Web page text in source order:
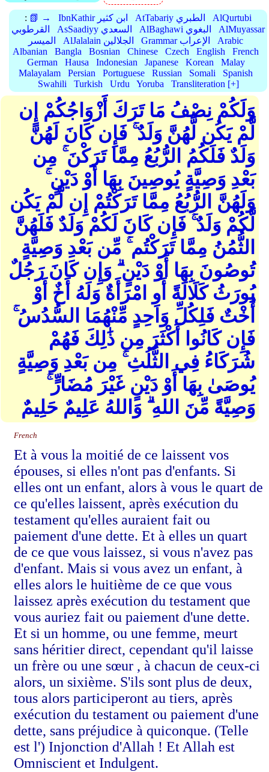
: 📗 → IbnKathir ابن كثير AtTabariy الطبري
AlQurtubi
القرطوبي
AsSaadiyy السعدي AlBaghawi البغوي
AlMuyassar
الميسر
AlJalalain الجلالين Grammar الإعراب
Arabic
Albanian
Bangla Bosnian Chinese Czech English
French
German
Hausa Indonesian Japanese Korean
Malay
Malayalam
Persian Portuguese Russian Somali
Spanish
Swahili
Turkish Urdu Yoruba Transliteration [+]
وَلَكُمْ نِصْفُ مَا تَرَكَ أَزْوَاجُكُمْ إِن
لَّمْ يَكُن لَّهُنَّ وَلَدٌ ۚ فَإِن كَانَ لَهُنَّ
وَلَدٌ فَلَكُمُ الرُّبُعُ مِمَّا تَرَكْنَ ۚ مِن
بَعْدِ وَصِيَّةٍ يُوصِينَ بِهَا أَوْ دَيْنٍ ۚ
وَلَهُنَّ الرُّبُعُ مِمَّا تَرَكْتُمْ إِن لَّمْ يَكُن
لَّكُمْ وَلَدٌ ۚ فَإِن كَانَ لَكُمْ وَلَدٌ فَلَهُنَّ
الثُّمُنُ مِمَّا تَرَكْتُم ۚ مِّن بَعْدِ وَصِيَّةٍ
تُوصُونَ بِهَا أَوْ دَيْنٍ ۗ وَإِن كَانَ رَجُلٌ
يُورَثُ كَلَالَةً أَوِ امْرَأَةٌ وَلَهُ أَخٌ أَوْ
أُخْتٌ فَلِكُلِّ وَاحِدٍ مِّنْهُمَا السُّدُسُ ۚ
فَإِن كَانُوا أَكْثَرَ مِن ذَٰلِكَ فَهُمْ
شُرَكَاءُ فِي الثُّلُثِ ۚ مِن بَعْدِ وَصِيَّةٍ
يُوصَىٰ بِهَا أَوْ دَيْنٍ غَيْرَ مُضَارٍّ ۚ
وَصِيَّةً مِّنَ اللهِ ۗ وَاللهُ عَلِيمٌ حَلِيمٌ
French
Et à vous la moitié de ce laissent vos
épouses, si elles n'ont pas d'enfants. Si
elles ont un enfant, alors à vous le quart de
ce qu'elles laissent, après exécution du
testament qu'elles auraient fait ou
paiement d'une dette. Et à elles un quart
de ce que vous laissez, si vous n'avez pas
d'enfant. Mais si vous avez un enfant, à
elles alors le huitième de ce que vous
laissez après exécution du testament que
vous auriez fait ou paiement d'une dette.
Et si un homme, ou une femme, meurt
sans héritier direct, cependant qu'il laisse
un frère ou une sœur , à chacun de ceux-ci
alors, un sixième. S'ils sont plus de deux,
tous alors participeront au tiers, après
exécution du testament ou paiement d'une
dette, sans préjudice à quiconque. (Telle
est l') Injonction d'Allah ! Et Allah est
Omniscient et Indulgent.